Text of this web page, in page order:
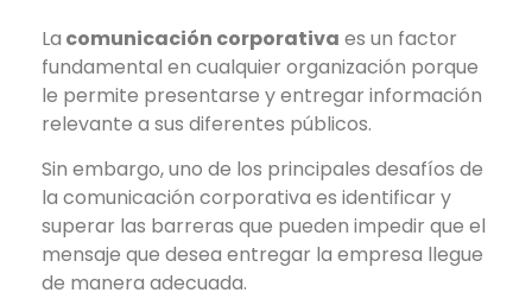
La comunicación corporativa es un factor
fundamental en cualquier organización porque
le permite presentarse y entregar información
relevante a sus diferentes públicos.
Sin embargo, uno de los principales desafíos de
la comunicación corporativa es identificar y
superar las barreras que pueden impedir que el
mensaje que desea entregar la empresa llegue
de manera adecuada.